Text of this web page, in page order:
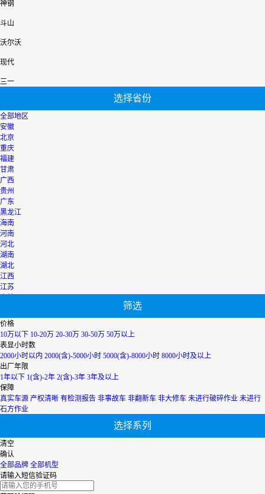
神钢
斗山
沃尔沃
现代
三一
选择省份
全部地区
安徽
北京
重庆
福建
甘肃
广西
贵州
广东
黑龙江
海南
河南
河北
湖南
湖北
江西
江苏
宁夏
内蒙古
青海
上海
陕西
山西
山东
四川
天津
台湾
新疆
香港
云南
浙江
筛选
价格
10万以下 10-20万 20-30万 30-50万 50万以上
表显小时数
2000小时以内 2000(含)-5000小时 5000(含)-8000小时 8000小时及以上
出厂年限
1年以下 1(含)-2年 2(含)-3年 3年及以上
保障
真实车源 产权清晰 有检测报告 非事故车 非翻新车 非大修车 未进行破碎作业 未进行
石方作业
选择系列
清空
确认
全部品牌 全部机型
请输入短信验证码